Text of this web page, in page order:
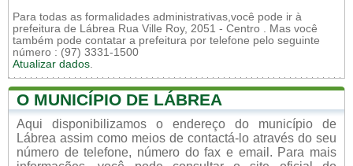
Para todas as formalidades administrativas,você pode ir à
prefeitura de Lábrea Rua Ville Roy, 2051 - Centro . Mas você
também pode contatar a prefeitura por telefone pelo seguinte
número : (97) 3331-1500
Atualizar dados.
O MUNICÍPIO DE LÁBREA
Aqui disponibilizamos o endereço do município de
Lábrea assim como meios de contactá-lo através do seu
número de telefone, número do fax e email. Para mais